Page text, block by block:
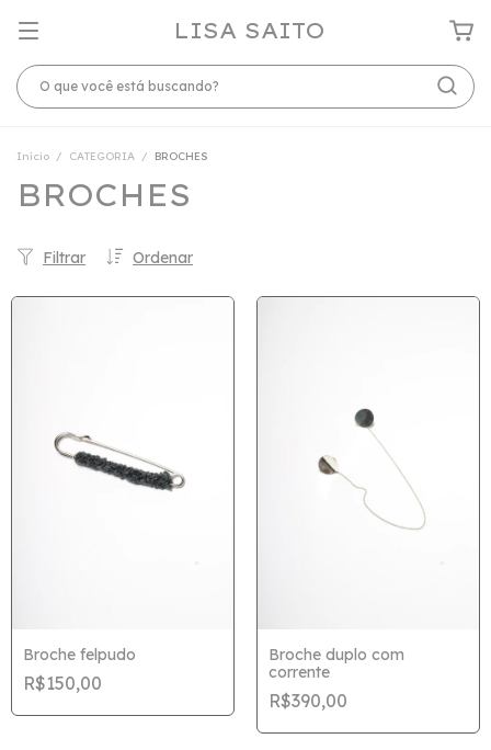
LISA SAITO
Início / CATEGORIA / BROCHES
BROCHES
Ordenar
Filtrar
Broche felpudo
R$150,00
Broche duplo com
corrente
R$390,00